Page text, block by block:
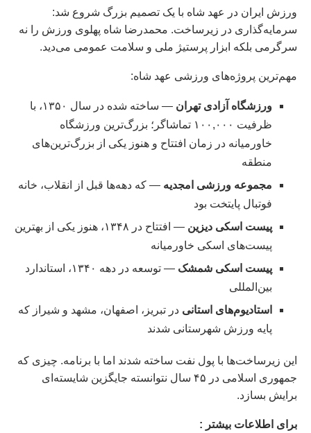
ورزش ایران در عهد شاه با یک تصمیم بزرگ شروع شد:
سرمایه‌گذاری در زیرساخت. محمدرضا شاه پهلوی ورزش را نه
سرگرمی بلکه ابزار پرستیژ ملی و سلامت عمومی می‌دید.
مهم‌ترین پروژه‌های ورزشی عهد شاه:
ورزشگاه آزادی تهران
— ساخته شده در سال ۱۳۵۰، با
ظرفیت ۱۰۰,۰۰۰ تماشاگر؛ بزرگ‌ترین ورزشگاه
خاورمیانه در زمان افتتاح و هنوز یکی از بزرگ‌ترین‌های
منطقه
مجموعه ورزشی امجدیه — که دهه‌ها قبل از انقلاب، خانه
فوتبال پایتخت بود
پیست اسکی دیزین
— افتتاح در ۱۳۴۸، هنوز یکی از بهترین
پیست‌های اسکی خاورمیانه
پیست اسکی شمشک
— توسعه در دهه ۱۳۴۰، استاندارد
بین‌المللی
استادیوم‌های استانی در تبریز، اصفهان، مشهد و شیراز که
پایه ورزش شهرستانی شدند
این زیرساخت‌ها با پول نفت ساخته شدند اما با برنامه. چیزی که
جمهوری اسلامی در ۴۵ سال نتوانسته جایگزین شایسته‌ای
برایش بسازد.
براى اطلاعات بيشتر :